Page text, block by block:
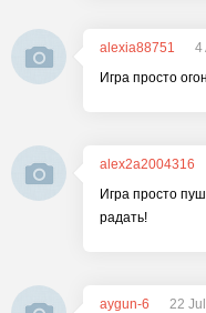
alexia88751
4
Игра просто
alex2a2004316
Игра просто
радать!
aygun-6
22